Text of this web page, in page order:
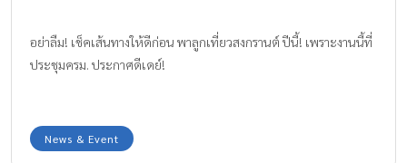
อย่าลืม! เช็คเส้นทางให้ดีก่อน พาลูกเที่ยวสงกรานต์ ปีนี้! เพราะงานนี้ที่
ประชุมครม. ประกาศดีเดย์!
News & Event